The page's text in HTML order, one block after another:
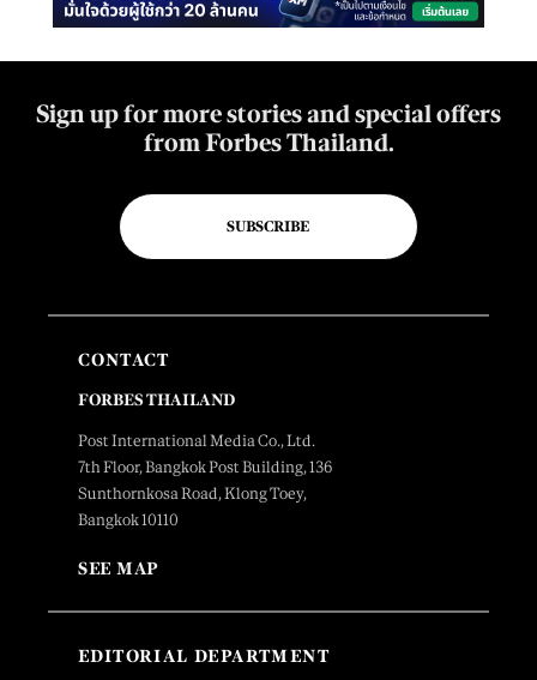
Sign up for more stories and special offers
from Forbes Thailand.
SUBSCRIBE
CONTACT
FORBES THAILAND
Post International Media Co., Ltd.
7th Floor, Bangkok Post Building, 136
Sunthornkosa Road, Klong Toey,
Bangkok 10110
SEE MAP
EDITORIAL DEPARTMENT